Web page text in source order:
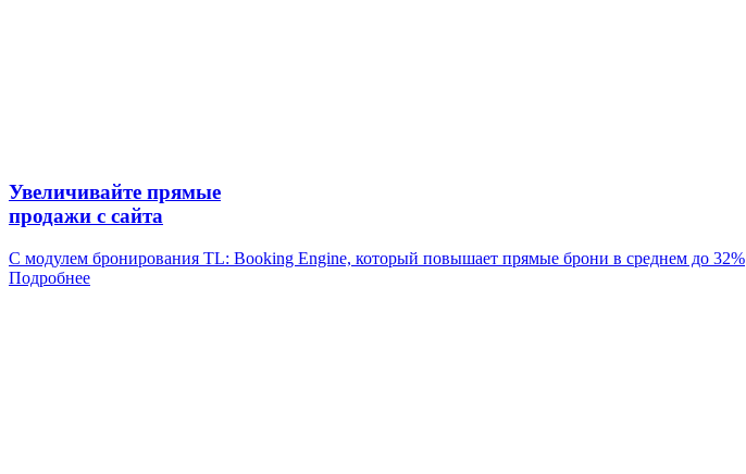
Увеличивайте прямые
продажи с сайта
С модулем бронирования TL: Booking Engine, который повышает прямые брони в среднем до 32%
Подробнее